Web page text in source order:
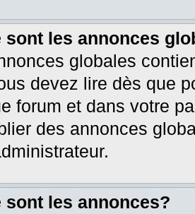
sont les annonces
globales
devez lire dès que
forum et dans votre
des annonces
sont les annonces?